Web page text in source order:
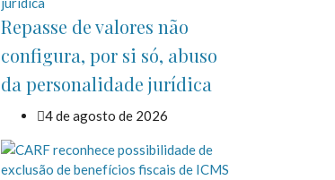
Repasse de valores não
configura, por si só, abuso
da personalidade jurídica
4 de agosto de 2026